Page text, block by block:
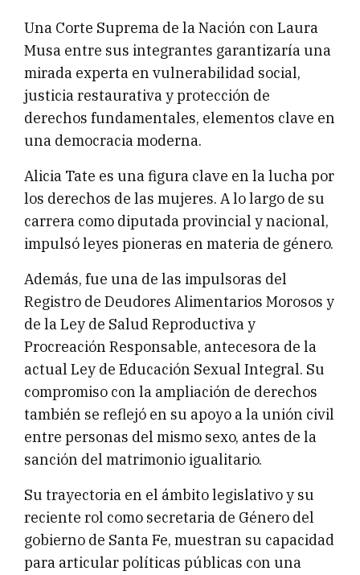
Una Corte Suprema de la Nación con Laura
Musa entre sus integrantes garantizaría una
mirada experta en vulnerabilidad social,
justicia restaurativa y protección de
derechos fundamentales, elementos clave en
una democracia moderna.
Alicia Tate es una figura clave en la lucha por
los derechos de las mujeres. A lo largo de su
carrera como diputada provincial y nacional,
impulsó leyes pioneras en materia de género.
Además, fue una de las impulsoras del
Registro de Deudores Alimentarios Morosos y
de la Ley de Salud Reproductiva y
Procreación Responsable, antecesora de la
actual Ley de Educación Sexual Integral. Su
compromiso con la ampliación de derechos
también se reflejó en su apoyo a la unión civil
entre personas del mismo sexo, antes de la
sanción del matrimonio igualitario.
Su trayectoria en el ámbito legislativo y su
reciente rol como secretaria de Género del
gobierno de Santa Fe, muestran su capacidad
para articular políticas públicas con una